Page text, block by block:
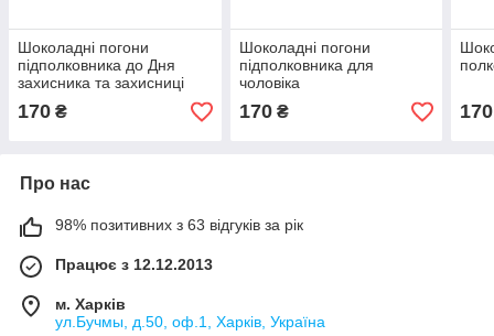
Шоколадні погони
підполковника до Дня
захисника та захисниці
170 ₴
Шоколадні погони
підполковника для
чоловіка
170₴ 170
Про нас
98% позитивних з 63 відгуків за рік
Працює з 12.12.2013
м. Харків
ул.Бучмы, д.50, оф.1, Харків, Україна